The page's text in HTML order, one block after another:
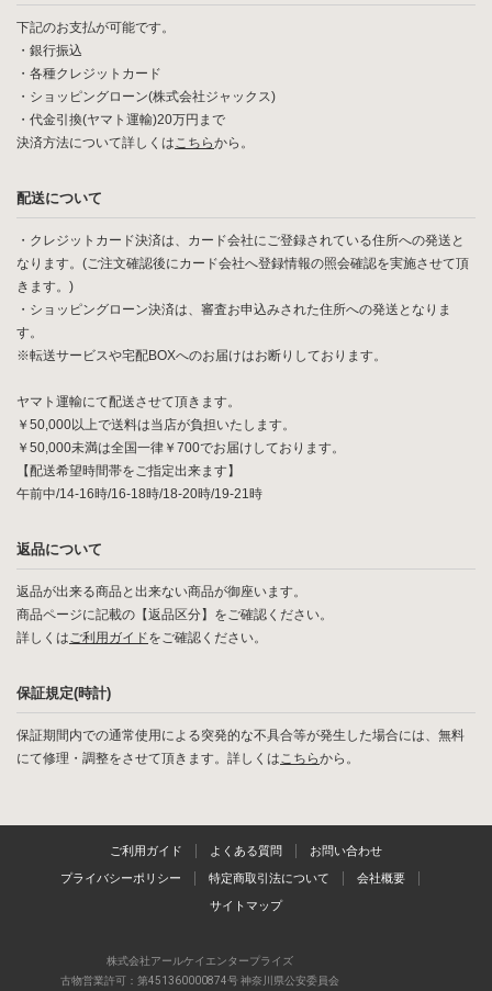
下記のお支払が可能です。
・銀行振込
・各種クレジットカード
・ショッピングローン(株式会社ジャックス)
・代金引換(ヤマト運輸)20万円まで
決済方法について詳しくはこちらから。
配送について
・クレジットカード決済は、カード会社にご登録されている住所への発送と
なります。(ご注文確認後にカード会社へ登録情報の照会確認を実施させて頂
きます。)
・ショッピングローン決済は、審査お申込みされた住所への発送となりま
す。
※転送サービスや宅配BOXへのお届けはお断りしております。
ヤマト運輸にて配送させて頂きます。
￥50,000以上で送料は当店が負担いたします。
￥50,000未満は全国一律￥700でお届けしております。
【配送希望時間帯をご指定出来ます】
午前中/14-16時/16-18時/18-20時/19-21時
返品について
返品が出来る商品と出来ない商品が御座います。
商品ページに記載の【返品区分】をご確認ください。
詳しくはご利用ガイドをご確認ください。
保証規定(時計)
保証期間内での通常使用による突発的な不具合等が発生した場合には、無料
にて修理・調整をさせて頂きます。詳しくはこちらから。
ご利用ガイド よくある質問 お問い合わせ
プライバシーポリシー 特定商取引法について 会社概要
サイトマップ
株式会社アールケイエンタープライズ
古物営業許可：第451360000874号 神奈川県公安委員会